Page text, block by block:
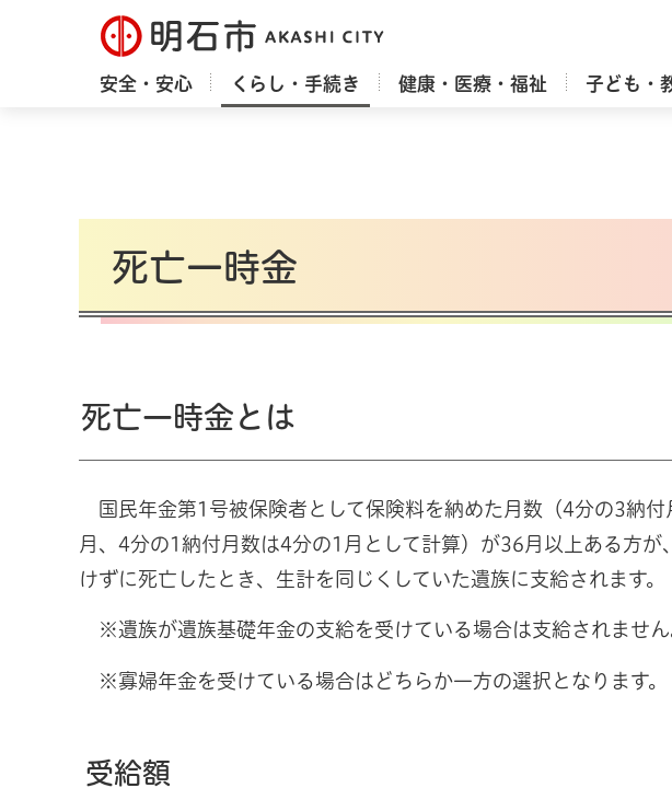
明石市
安全・安心 くらし・手続き 健康・医療・福祉 子ども・
死亡一時金
死亡一時金とは
国民年金第1号被保険者として保険料を納めた月数（4分の3納
月、4分の1納付月数は4分の1月として計算）が36月以上ある方
けずに死亡したとき、生計を同じくしていた遺族に支給されます。
※遺族が遺族基礎年金の支給を受けている場合は支給されません
※寡婦年金を受けている場合はどちらか一方の選択となります。
受給額